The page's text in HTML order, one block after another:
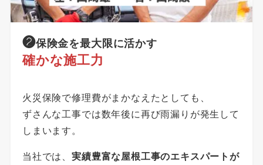
❷保険金を最大限に活かす
確かな施工力
火災保険で修理費がまかなえたとしても、
ずさんな工事では数年後に再び雨漏りが発生して
しまいます。
当社では、実績豊富な屋根工事のエキスパートが